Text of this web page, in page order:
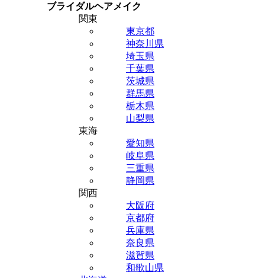
ブライダルヘアメイク
関東
東京都
神奈川県
埼玉県
千葉県
茨城県
群馬県
栃木県
山梨県
東海
愛知県
岐阜県
三重県
静岡県
関西
大阪府
京都府
兵庫県
奈良県
滋賀県
和歌山県